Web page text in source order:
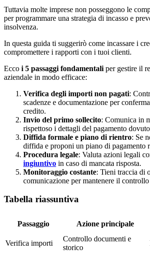
Tuttavia molte imprese non posseggono le
per programmare una strategia di incasso e
insolvenza.
In questa guida ti suggerirò come incassare i
compromettere i rapporti con i tuoi clienti.
Ecco i 5 passaggi fondamentali per gestire il
aziendale in modo efficace:
Verifica degli importi non pagati:
scadenze e documentazione per
credito.
Invio del primo sollecito: Comunica in
rispettoso i dettagli del pagamento
Diffida formale e piano di rientro: Se
diffida e proponi un piano di pagamento
Procedura legale: Valuta azioni legali
ingiuntivo in caso di mancata risposta.
Monitoraggio costante: Tieni traccia di
comunicazione per mantenere il
Tabella riassuntiva
Passaggio Azione principale
Verifica importi
Controllo documenti e
storico